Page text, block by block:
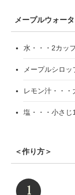
メープルウォー
水・・・2カッ
メープルシロ
レモン汁・・・
塩・・・小さじ
＜作り方＞